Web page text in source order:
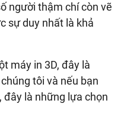
người thậm chí còn vẽ
sự duy nhất là khả
máy in 3D, đây là
tôi và nếu bạn
là những lựa chọn